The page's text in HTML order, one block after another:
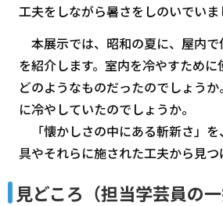
工夫をしながら暑さをしのいでいま
本展示では、昭和の夏に、屋内
を紹介します。室内を冷やすため
どのようなものだったのでしょう
に冷やしていたのでしょうか。
「懐かしさの中にある斬新さ」
具やそれらに施された工夫から見つ
見どころ（担当学芸員の一